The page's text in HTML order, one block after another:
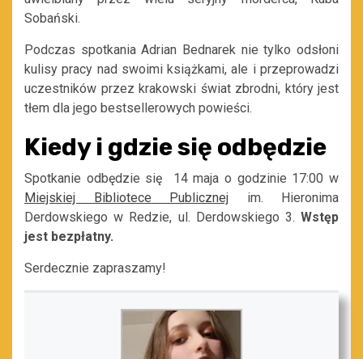
Sobański.
Podczas spotkania Adrian Bednarek nie tylko odsłoni
kulisy pracy nad swoimi książkami, ale iprzeprowadzi
uczestników przez krakowski świat zbrodni, który jest
tłem dla jego bestsellerowych powieści.
Kiedy i gdzie się odbędzie
Spotkanie odbędzie się 14 maja o godzinie 17:00 w
Miejskiej Bibliotece Publicznej im. Hieronima
Derdowskiego w Redzie, u l. Derdowskiego 3.Wstęp
jest bezpłatny.
Serdecznie zapraszamy!